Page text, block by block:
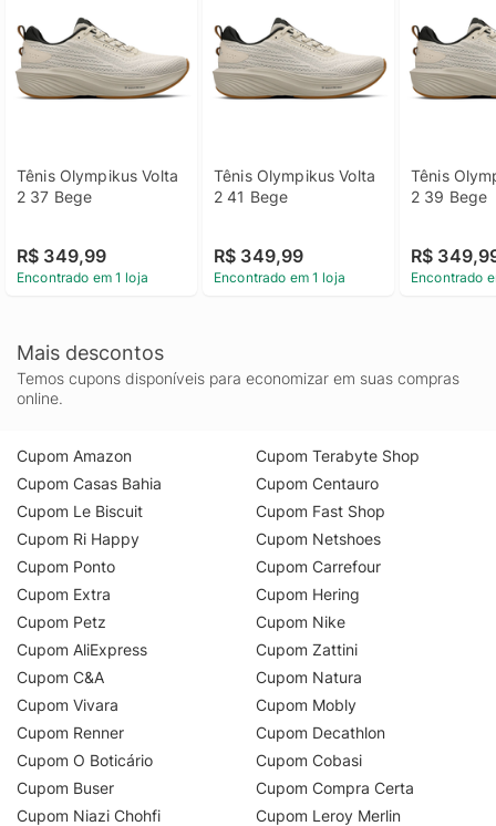
Tênis Olympikus Volta
2 37 Bege
R$ 349,99
Encontrado em 1 loja
Tênis Olympikus Volta
2 41 Bege
R$ 349,99
Encontrado em 1 loja
Tênis
2 39 Bege
R$
Encontrado
Mais descontos
Temos cupons disponíveis para economizar em suas compras
online.
Cupom Amazon
Cupom Casas Bahia
Cupom Le Biscuit
Cupom Ri Happy
Cupom Ponto
Cupom Extra
Cupom Petz
Cupom AliExpress
Cupom C&A
Cupom Vivara
Cupom Renner
Cupom O Boticário
Cupom Buser
Cupom Niazi Chohfi
Cupom Terabyte Shop
Cupom Centauro
Cupom Fast Shop
Cupom Netshoes
Cupom Carrefour
Cupom Hering
Cupom Nike
Cupom Zattini
Cupom Natura
Cupom Mobly
Cupom Decathlon
Cupom Cobasi
Cupom Compra Certa
Cupom Leroy Merlin